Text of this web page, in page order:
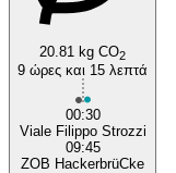
20.81 kg CO2
9 ώρες και 15 λεπτά
00:30
Viale Filippo Strozzi
09:45
ZOB HackerbrüCke